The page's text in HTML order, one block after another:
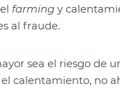
farming y
al fraude.
sea el riesgo de
calentamiento, no